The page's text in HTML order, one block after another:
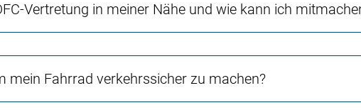
Vertretung in meiner Nähe und wie kann ich
mein Fahrrad verkehrssicher zu machen?